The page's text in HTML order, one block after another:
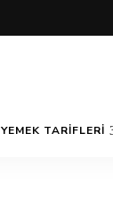
YEMEK TARIFLERI